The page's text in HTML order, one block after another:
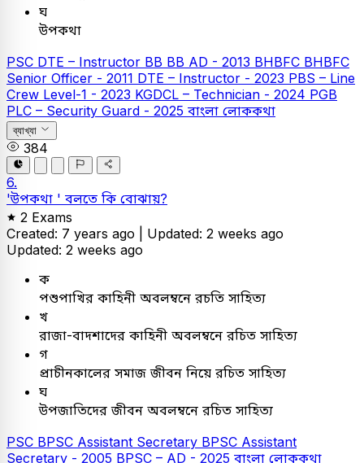
ঘ
উপকথা
PSC DTE – Instructor BB BB AD - 2013 BHBFC BHBFC
Senior Officer - 2011 DTE – Instructor - 2023 PBS – Line
Crew Level-1 - 2023 KGDCL – Technician - 2024 PGB
PLC – Security Guard - 2025 বাংলা লোককথা
ব্যাখ্যা
384
6.
'উপকথা ' বলতে কি বোঝায়?
2 Exams
Created: 7 years ago | Updated: 2 weeks ago
Updated: 2 weeks ago
ক
পশুপাখির কাহিনী অবলম্বনে রচতি সাহিত্য
খ
রাজা-বাদশাদের কাহিনী অবলম্বনে রচিত সাহিত্য
গ
প্রাচীনকালের সমাজ জীবন নিয়ে রচিত সাহিত্য
ঘ
উপজাতিদের জীবন অবলম্বনে রচিত সাহিত্য
PSC BPSC Assistant Secretary BPSC Assistant
Secretary - 2005 BPSC – AD - 2025 বাংলা লোককথা